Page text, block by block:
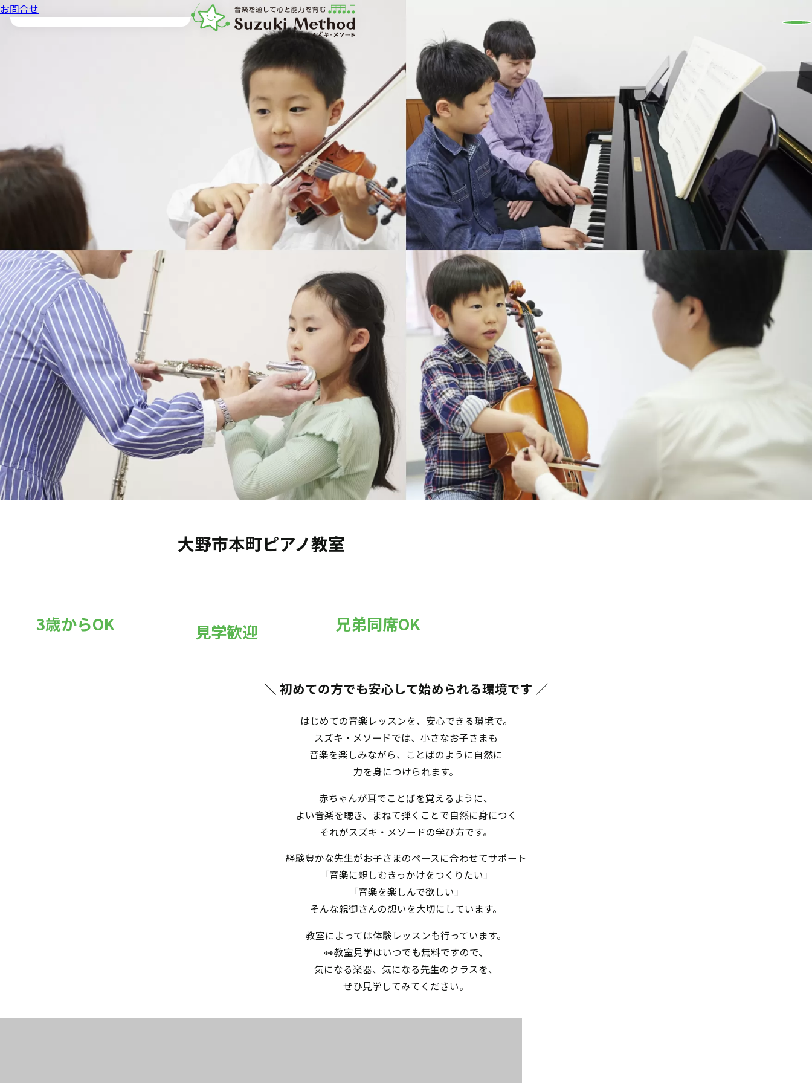
音楽教室スズキ・メソード | 公益社団法人才能教育研究会
お問合せ
大野市本町ピアノ教室
3歳からOK 見学歓迎 兄弟同席OK
＼ 初めての方でも安心して始められる環境です ／
はじめての音楽レッスンを、安心できる環境で。
スズキ・メソードでは、小さなお子さまも
音楽を楽しみながら、ことばのように自然に
力を身につけられます。
赤ちゃんが耳でことばを覚えるように、
よい音楽を聴き、まねて弾くことで自然に身につく
それがスズキ・メソードの学び方です。
経験豊かな先生がお子さまのペースに合わせてサポート
「音楽に親しむきっかけをつくりたい」
「音楽を楽しんで欲しい」
そんな親御さんの想いを大切にしています。
教室によっては体験レッスンも行っています。
👀教室見学はいつでも無料ですので、
気になる楽器、気になる先生のクラスを、
ぜひ見学してみてください。